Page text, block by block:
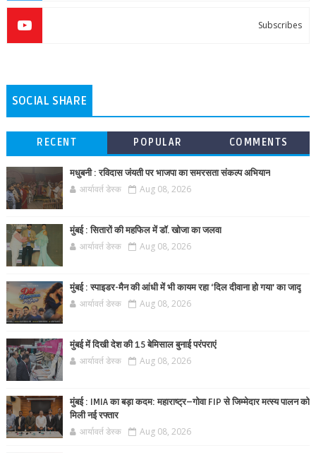
Subscribes
SOCIAL SHARE
RECENT POPULAR COMMENTS
मधुबनी : रविदास जंयती पर भाजपा का समरसता संकल्प अभियान
आर्यावर्त डेस्क Aug 08, 2026
मुंबई : सितारों की महफिल में डॉ. खोजा का जलवा
आर्यावर्त डेस्क Aug 08, 2026
मुंबई : स्पाइडर-मैन की आंधी में भी कायम रहा ‘दिल दीवाना हो गया’ का जादू
आर्यावर्त डेस्क Aug 08, 2026
मुंबई में दिखी देश की 15 बेमिसाल बुनाई परंपराएं
आर्यावर्त डेस्क Aug 08, 2026
मुंबई : IMIA का बड़ा कदम: महाराष्ट्र–गोवा FIP से जिम्मेदार मत्स्य पालन को
मिली नई रफ्तार
आर्यावर्त डेस्क Aug 08, 2026